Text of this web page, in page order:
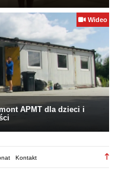
Wideo
APMT dla dzieci i
Kontakt